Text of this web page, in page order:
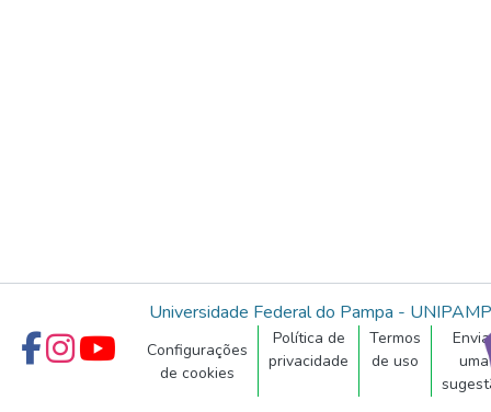
Universidade Federal do Pampa -
Configurações
de cookies
Política de
privacidade
Termos
de uso
uma